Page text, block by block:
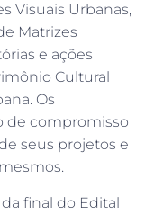
Visuais Urbanas,
Matrizes
e ações
Cultural
Os
de compromisso
seus projetos e
final do Edital